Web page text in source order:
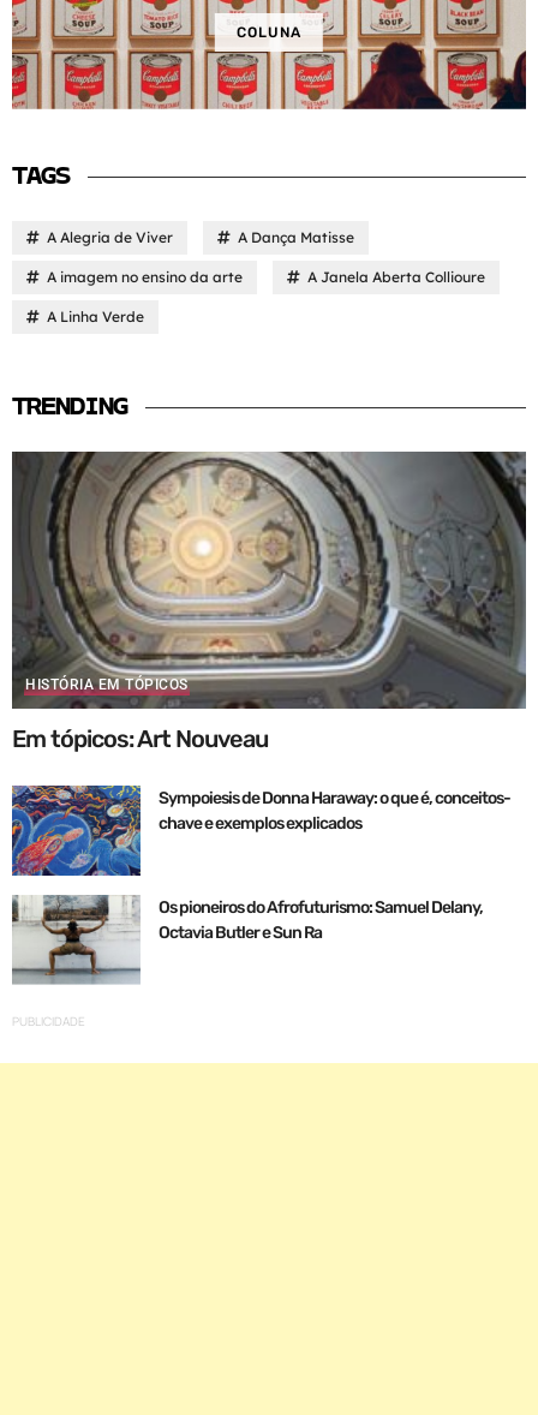
COLUNA
TAGS
A Alegria de Viver A Dança Matisse
A imagem no ensino da arte A Janela Aberta Collioure
A Linha Verde
TRENDING
HISTÓRIA EM TÓPICOS
Em tópicos: Art Nouveau
Sympoiesis de Donna Haraway: o que é, conceitos-
chave e exemplos explicados
Os pioneiros do Afrofuturismo: Samuel Delany,
Octavia Butler e Sun Ra
PUBLICIDADE